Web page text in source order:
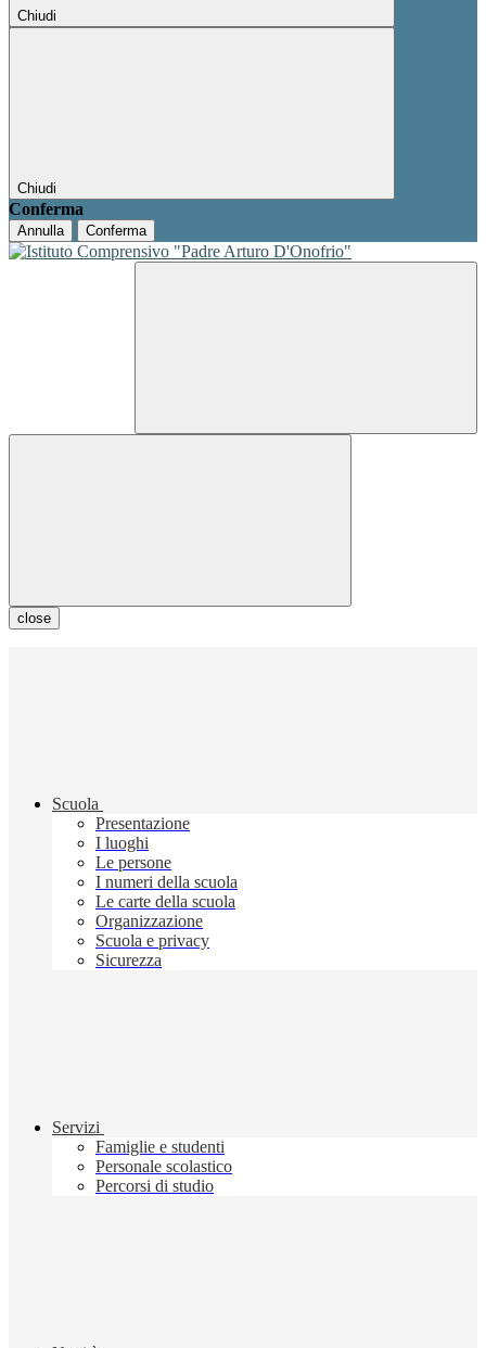
Chiudi
Chiudi
Conferma
Annulla Conferma
close
Scuola
Presentazione
I luoghi
Le persone
I numeri della scuola
Le carte della scuola
Organizzazione
Scuola e privacy
Sicurezza
Servizi
Famiglie e studenti
Personale scolastico
Percorsi di studio